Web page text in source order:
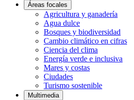
Áreas focales
Agricultura y ganadería
Agua dulce
Bosques y biodiversidad
Cambio climático en cifras
Ciencia del clima
Energía verde e inclusiva
Mares y costas
Ciudades
Turismo sostenible
Multimedia